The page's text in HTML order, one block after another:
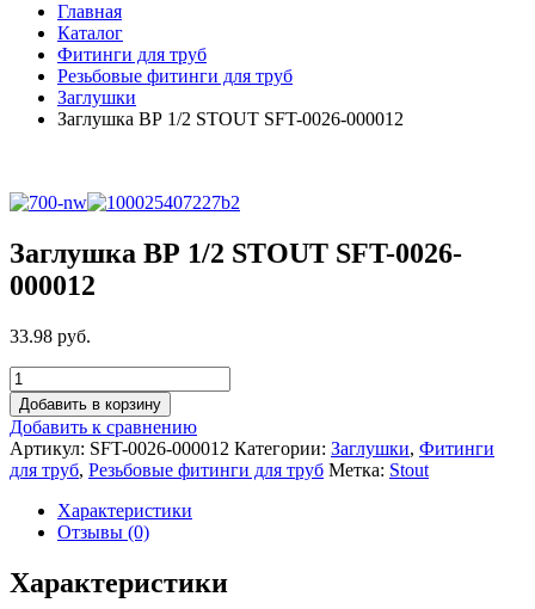
Главная
Каталог
Фитинги для труб
Резьбовые фитинги для труб
Заглушки
Заглушка ВР 1/2 STOUT SFT-0026-000012
Заглушка ВР 1/2 STOUT SFT-0026-
000012
33.98 руб.
Добавить в корзину
Добавить к сравнению
Артикул: SFT-0026-000012 Категории: Заглушки, Фитинги
для труб, Резьбовые фитинги для труб Метка: Stout
Характеристики
Отзывы (0)
Характеристики